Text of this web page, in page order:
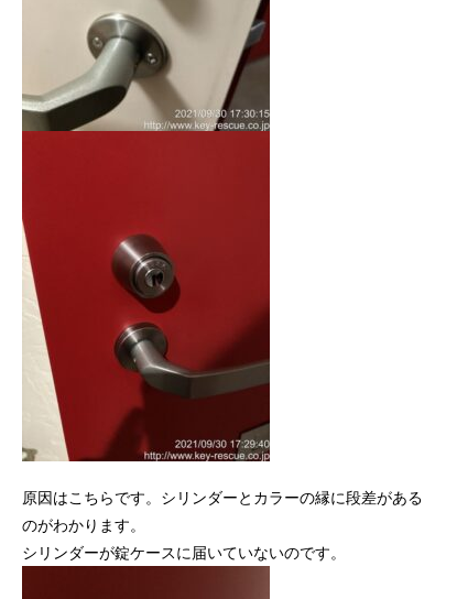
原因はこちらです。シリンダーとカラーの縁に段差がある
のがわかります。
シリンダーが錠ケースに届いていないのです。